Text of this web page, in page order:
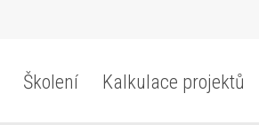
Školení Kalkulace projektů